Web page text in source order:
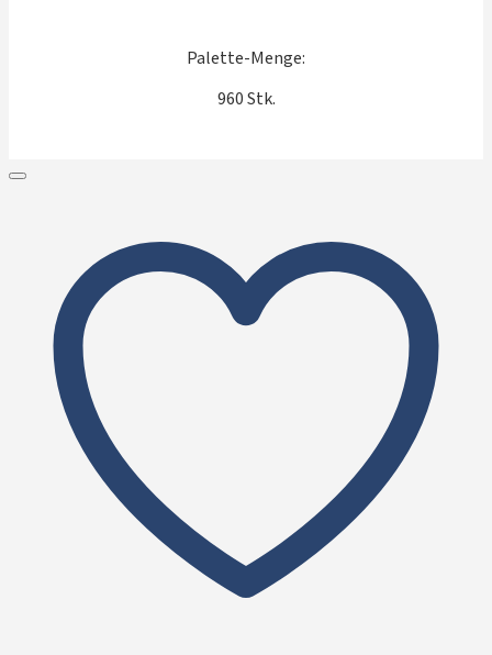
Palette-Menge:
960 Stk.